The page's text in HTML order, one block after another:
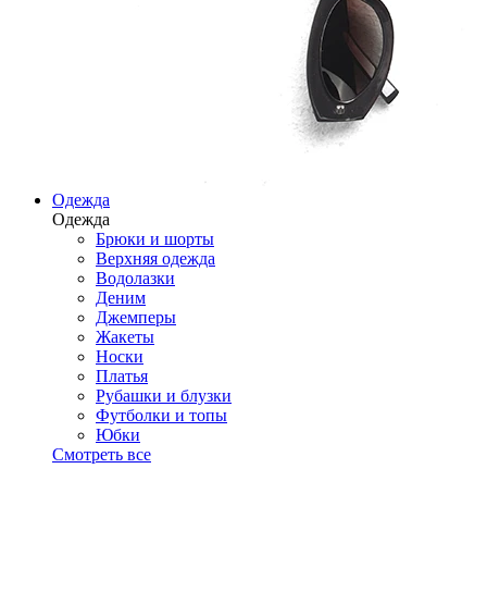
Одежда
Одежда
Брюки и шорты
Верхняя одежда
Водолазки
Деним
Джемперы
Жакеты
Носки
Платья
Рубашки и блузки
Футболки и топы
Юбки
Смотреть все